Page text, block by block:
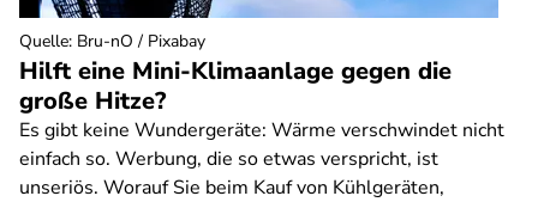
Hilft eine Mini-Klimaanlage gegen die
große Hitze?
Es gibt keine Wundergeräte: Wärme verschwindet nicht
einfach so. Werbung, die so etwas verspricht, ist
unseriös. Worauf Sie beim Kauf von Kühlgeräten,
Quelle: Bru-nO / Pixabay